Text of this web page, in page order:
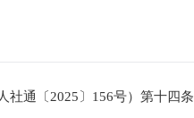
社通〔2025〕156号）第十四条